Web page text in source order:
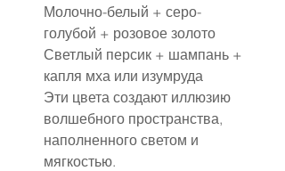
Молочно-белый + серо-
голубой + розовое золото
Светлый персик + шампань +
капля мха или изумруда
Эти цвета создают иллюзию
волшебного пространства,
наполненного светом и
мягкостью.